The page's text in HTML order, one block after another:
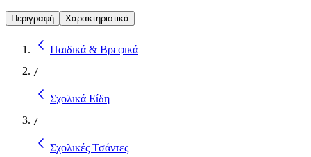
Περιγραφή Χαρακτηριστικά
Παιδικά & Βρεφικά
/
Σχολικά Είδη
/
Σχολικές Τσάντες